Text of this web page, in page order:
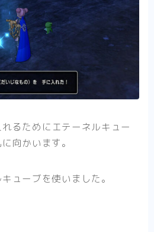
るためにエテーネルキュー
向かいます。
ューブを使いました。